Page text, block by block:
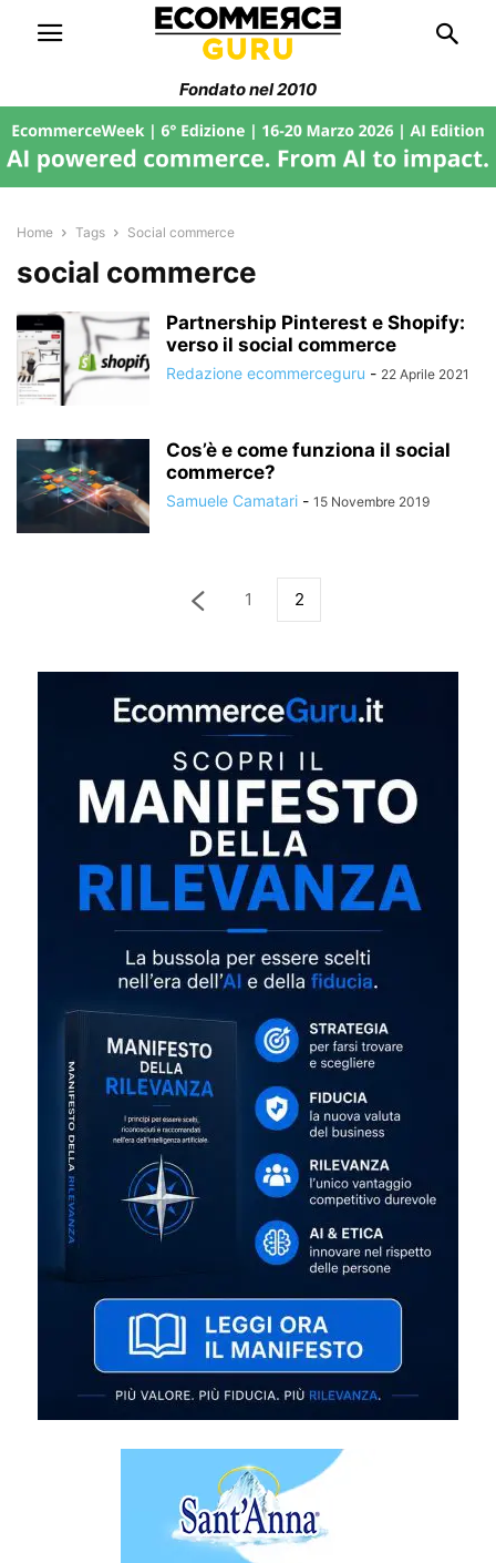
Fondato nel 2010
Home Tags Social commerce
social commerce
Partnership Pinterest e Shopify:
verso il social commerce
Redazione ecommerceguru - 22 Aprile 2021
Cos’è e come funziona il social
commerce?
Samuele Camatari - 15 Novembre 2019
1 2